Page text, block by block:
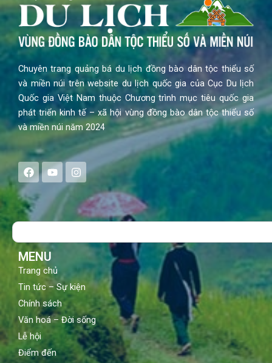
Chuyên trang quảng bá du lịch đồng bào dân tộc thiểu số
và miền núi trên website du lịch quốc gia của Cục Du lịch
Quốc gia Việt Nam thuộc Chương trình mục tiêu quốc gia
phát triển kinh tế – xã hội vùng đồng bào dân tộc thiểu số
và miền núi năm 2024
F
a
e
b
o
Y
o
t
u
b
I
n
s
a
g
Search
MENU
Trang chủ
Tin tức – Sự kiện
Chính sách
Văn hoá – Đời sống
Lễ hội
Điểm đến